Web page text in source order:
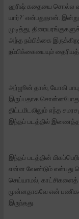
ஹரிஷ் கதையை சொல்ல
யார்?’ என்பதுதான்.
முடித்து,
அந்த நம்பிக்கை
நம்பிக்கையையும்
அர்ஜூன் தாஸ், யோகி
இருப்பதாக சொன்னபோது
திட்டமிடலிலும் எந்த
இந்தப் படத்தில்
இந்தப் படத்தின்
என்ன வேண்டும் என்பது
செய்யாமல், காட்சிகளைத்
முன்னதாகவே என்
இருந்தது.